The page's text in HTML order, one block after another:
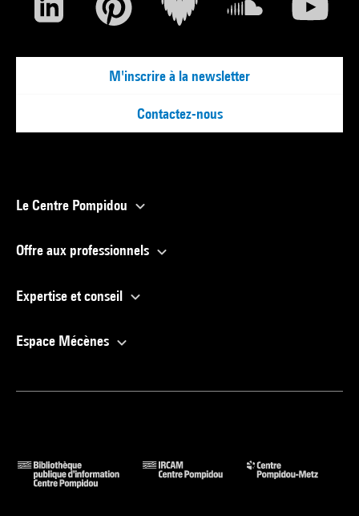
M'inscrire à la newsletter
Contactez-nous
Le Centre Pompidou
Offre aux professionnels
Expertise et conseil
Espace Mécènes